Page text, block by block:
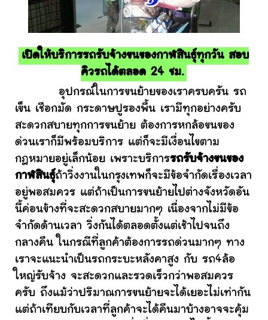
เปิดให้บริการรถรับจ้างขนของกาฬสินธุ์ทุกวัน สอบ
คิวรถได้ตลอด 24 ชม.
อุปกรณ์ในการขนย้ายของเราครบครัน รถ
เข็น เชือกมัด กระดาษปูรองพื้น เรามีทุกอย่างครับ
สะดวกสบายทุกการขนย้าย ต้องการหกล้อขนของ
ด่วนเราก็มีพร้อมบริการ แต่ก็จะมีเงื่อนไขตาม
กฎหมายอยู่เล็กน้อย เพราะบริการรถรับจ้างขนของ
กาฬสินธุ์ถ้าวิ่งงานในกรุงเทพก็จะมีข้อจำกัดเรื่องเวลา
อยู่พอสมควร แต่ถ้าเป็นการขนย้ายไปต่างจังหวัดอัน
นี้ค่อนข้างที่จะสะดวกสบายมากๆ เนื่องจากไม่มีข้อ
จำกัดด้านเวลา วิ่งกันได้ตลอดตั้งแต่เช้าไปจนถึง
กลางคืน ในกรณีที่ลูกค้าต้องการรถด่วนมากๆ ทาง
เราจะแนะนำเป็นรถกระบะหลังคาสูง กับ รถ4ล้อ
ใหญ่รับจ้าง จะสะดวกและรวดเร็วกว่าพอสมควร
ครับ ถึงแม้ว่าปริมาณการขนย้ายจะได้เยอะไม่เท่ากัน
แต่ถ้าเทียบกับเวลาที่ลูกค้าจะได้คืนมาบ้างอาจจะคุ้ม